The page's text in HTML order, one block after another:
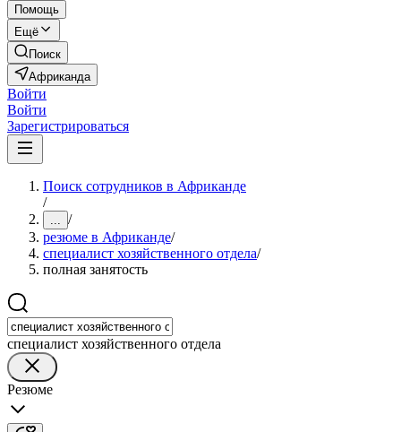
Помощь
Ещё
Поиск
Африканда
Войти
Войти
Зарегистрироваться
Поиск сотрудников в Африканде
/
... /
резюме в Африканде/
специалист хозяйственного отдела/
полная занятость
специалист хозяйственного отдела
Резюме